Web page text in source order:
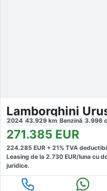
2024 43.929 km Benzină 3.996
271.385 EUR
224.285 EUR + 21% TVA
Leasing de la 2.730 EUR/luna cu
juridice.